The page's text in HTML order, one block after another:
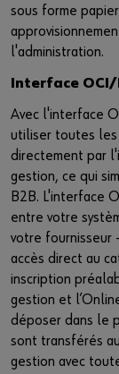
sous forme
l'administration.
Interface OCI/
Avec l'interface
utiliser toutes les
directement par
gestion, ce qui
B2B. L'interface
entre votre
votre fournisseur
accès direct au
inscription
gestion et
déposer dans le
sont transférés
gestion avec